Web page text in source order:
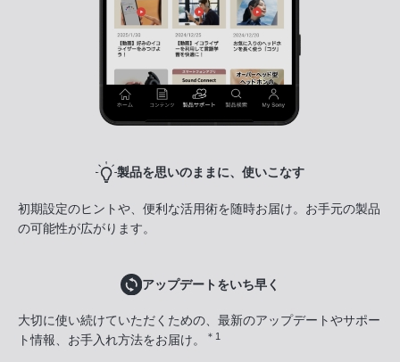
製品を思いのままに、使いこなす
初期設定のヒントや、便利な活用術を随時お届け。お手元の製品
の可能性が広がります。
アップデートをいち早く
大切に使い続けていただくための、最新のアップデートやサポー
ト情報、お手入れ方法をお届け。
＊1